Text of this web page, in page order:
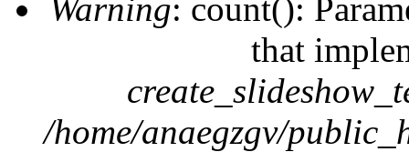
Warning: count():
that
/home/anaegzgv/